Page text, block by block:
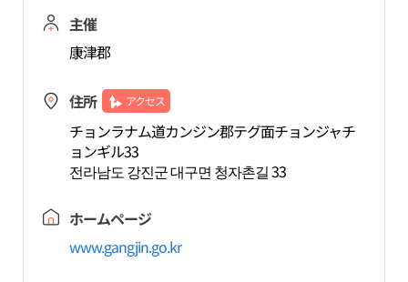
主催
康津郡
住所 アクセス
チョンラナム道カンジン郡テグ面チョンジャチ
ョンギル33
전라남도 강진군 대구면 청자촌길 33
ホームページ
www.gangjin.go.kr